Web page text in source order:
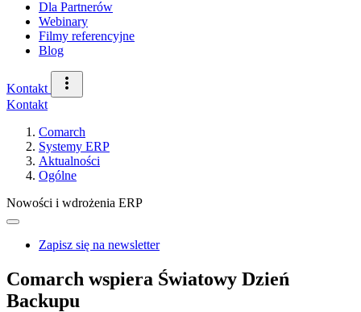
Dla Partnerów
Webinary
Filmy referencyjne
Blog
Kontakt
Kontakt
Comarch
Systemy ERP
Aktualności
Ogólne
Nowości i wdrożenia ERP
Zapisz się na newsletter
Comarch wspiera Światowy Dzień
Backupu